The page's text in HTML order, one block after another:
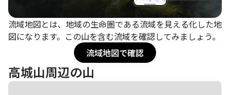
流域地図とは、地域の生命圏である流域を見える化した地
図になります。この山を含む流域を確認してみましょう。
流域地図で確認
高城山周辺の山